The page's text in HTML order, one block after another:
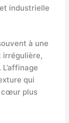
industrielle
à une
irrégulière,
qui
cœur plus